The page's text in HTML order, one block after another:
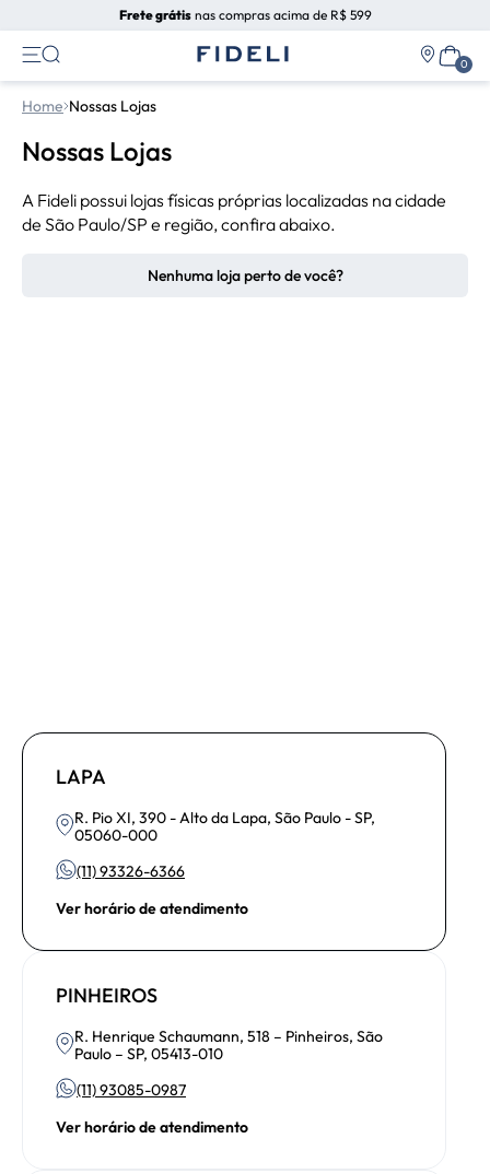
Frete grátisnas compras acima de R$ 599
Home Nossas Lojas
Nossas Lojas
A Fideli possui lojas físicas próprias localizadas na cidade
de São Paulo/SP e região, confira abaixo.
Nenhuma loja perto de você?
LAPA
R. Pio XI, 390 - Alto da Lapa, São Paulo - SP,
05060-000
(11) 93326-6366
Ver horário de atendimento
PINHEIROS
R. Henrique Schaumann, 518 – Pinheiros, São
Paulo – SP, 05413-010
(11) 93085-0987
Ver horário de atendimento